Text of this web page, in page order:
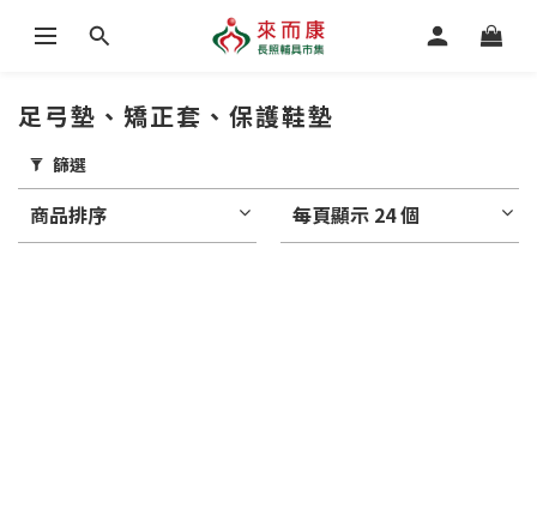
足弓墊、矯正套、保護鞋墊
篩選
商品排序 每頁顯示 24 個